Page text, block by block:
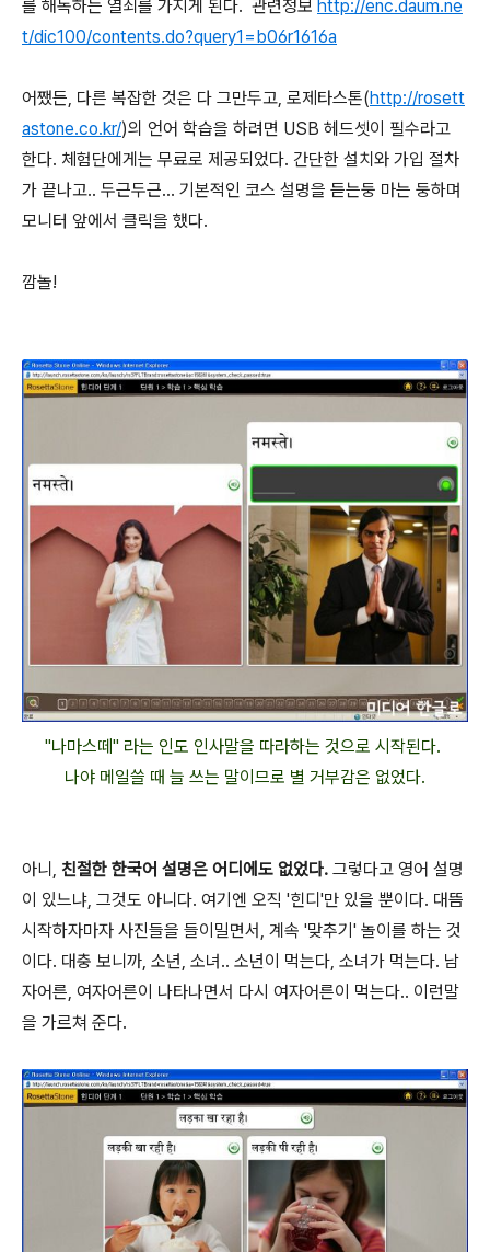
를 해독하는 열쇠를 가지게 된다. 관련정보 http://enc.daum.ne
t/dic100/contents.do?query1=b06r1616a
어쨌든, 다른 복잡한 것은 다 그만두고, 로제타스톤(http://rosett
astone.co.kr/)의 언어 학습을 하려면 USB 헤드셋이 필수라고
한다. 체험단에게는 무료로 제공되었다. 간단한 설치와 가입 절차
가 끝나고.. 두근두근... 기본적인 코스 설명을 듣는둥 마는 둥하며
모니터 앞에서 클릭을 했다.
깜놀!
"나마스떼" 라는 인도 인사말을 따라하는 것으로 시작된다.
나야 메일쓸 때 늘 쓰는 말이므로 별 거부감은 없었다.
아니, 친절한 한국어 설명은 어디에도 없었다. 그렇다고 영어 설명
이 있느냐, 그것도 아니다. 여기엔 오직 '힌디'만 있을 뿐이다. 대뜸
시작하자마자 사진들을 들이밀면서, 계속 '맞추기' 놀이를 하는 것
이다. 대충 보니까, 소년, 소녀.. 소년이 먹는다, 소녀가 먹는다. 남
자어른, 여자어른이 나타나면서 다시 여자어른이 먹는다.. 이런말
을 가르쳐 준다.